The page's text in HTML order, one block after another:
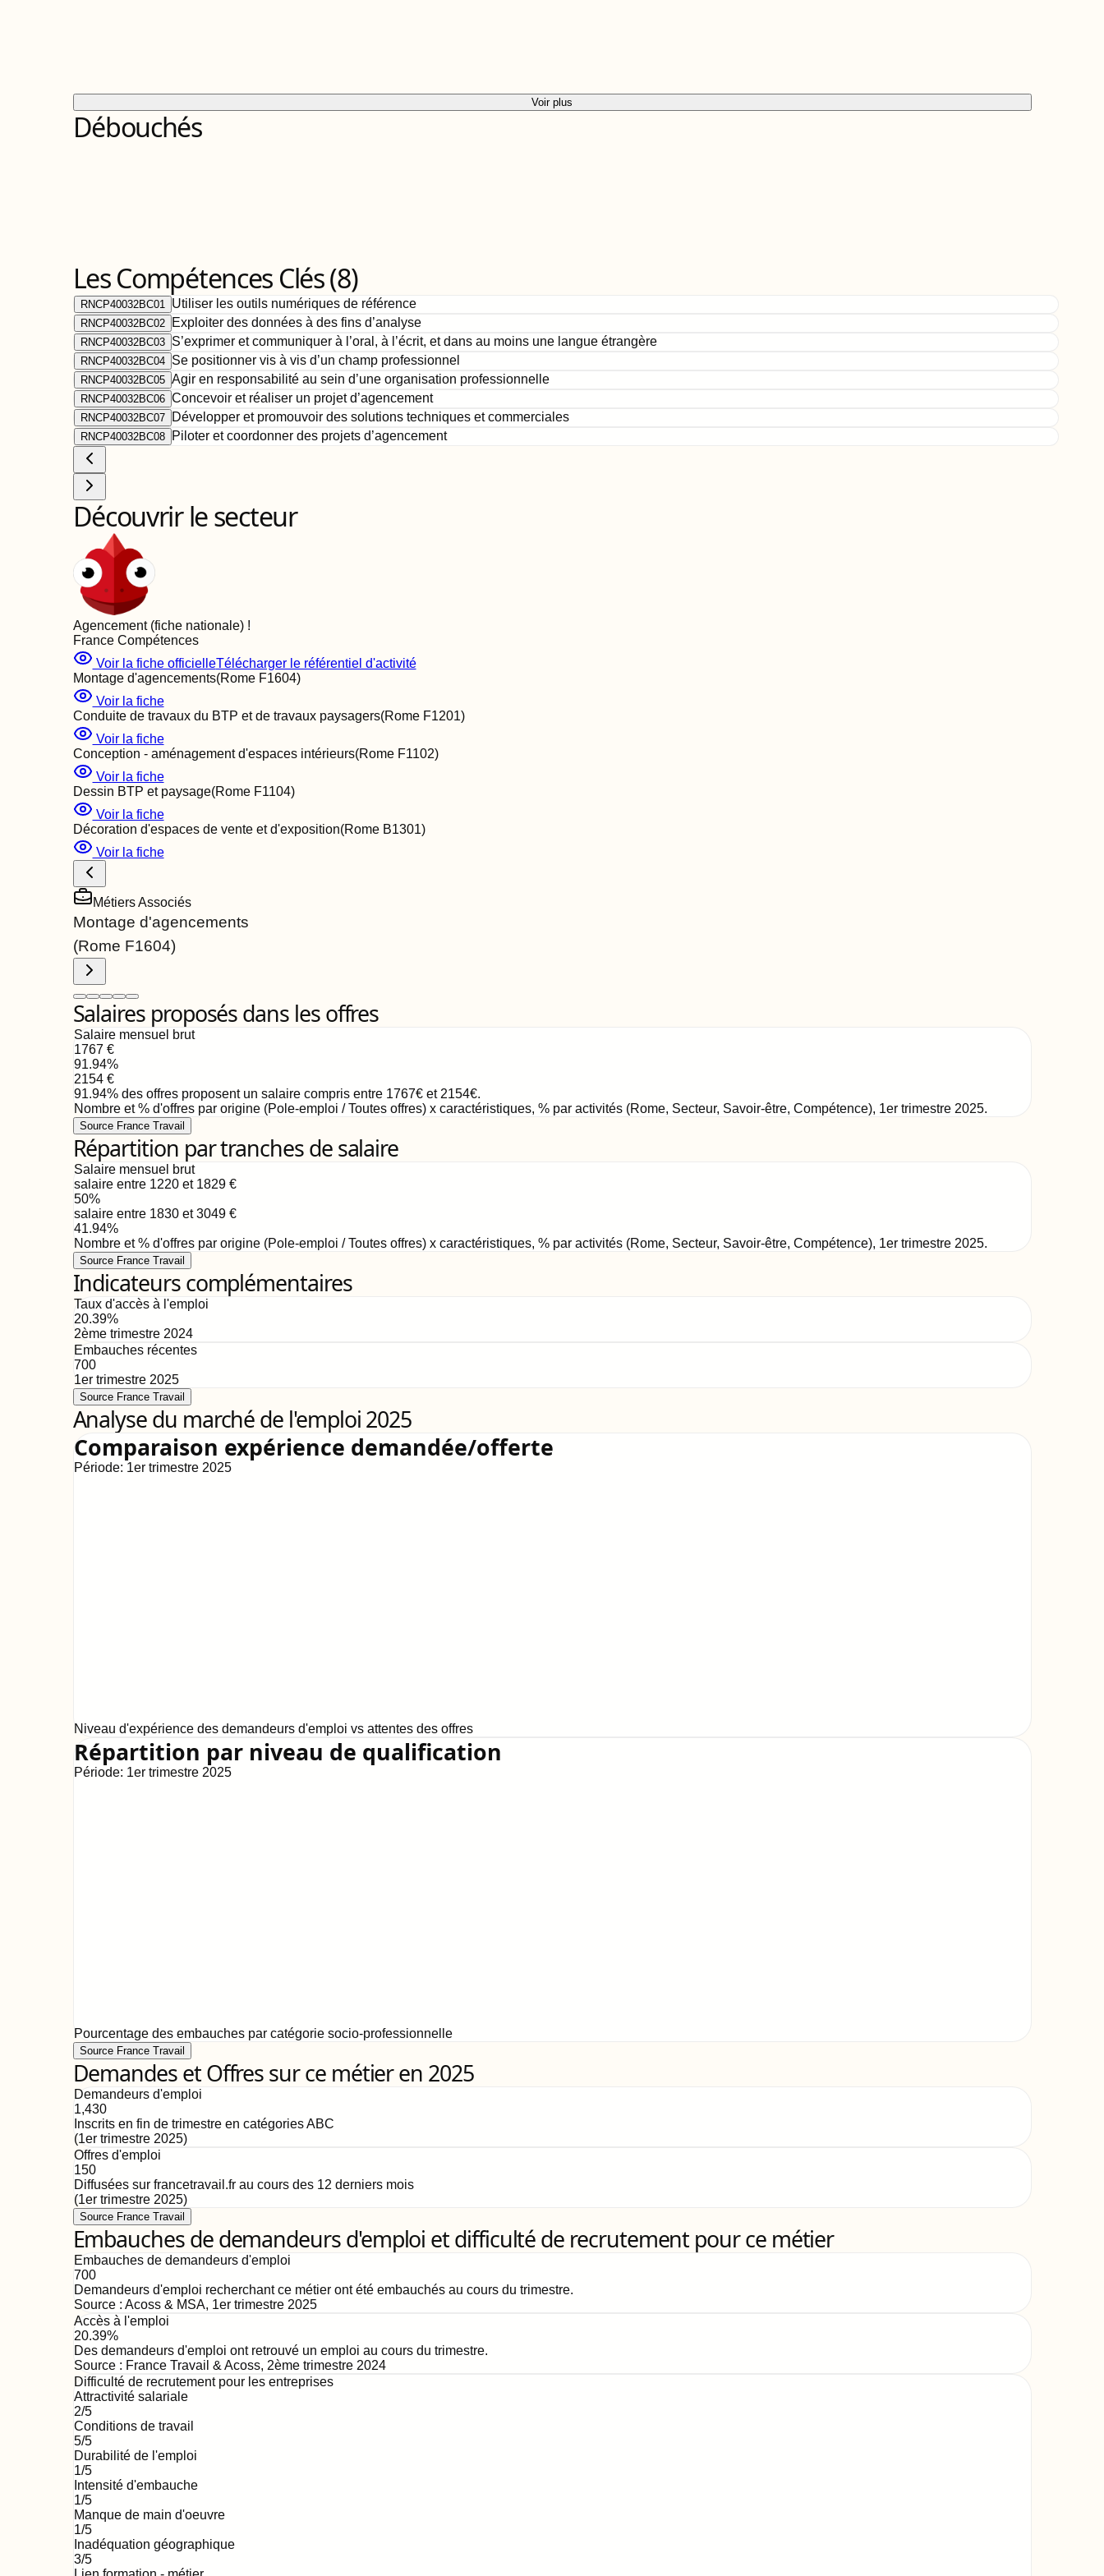
Voir plus
Débouchés
Les Compétences Clés (8)
RNCP40032BC01 Utiliser les outils numériques de référence
RNCP40032BC02 Exploiter des données à des fins d’analyse
RNCP40032BC03 S’exprimer et communiquer à l’oral, à l’écrit, et dans au moins une langue étrangère
RNCP40032BC04 Se positionner vis à vis d’un champ professionnel
RNCP40032BC05 Agir en responsabilité au sein d’une organisation professionnelle
RNCP40032BC06 Concevoir et réaliser un projet d’agencement
RNCP40032BC07 Développer et promouvoir des solutions techniques et commerciales
RNCP40032BC08 Piloter et coordonner des projets d’agencement
Découvrir le secteur
Agencement (fiche nationale)!
France Compétences
Voir la fiche officielleTélécharger le référentiel d'activité
Montage d'agencements(Rome F1604)
Voir la fiche
Conduite de travaux du BTP et de travaux paysagers(Rome F1201)
Voir la fiche
Conception - aménagement d'espaces intérieurs(Rome F1102)
Voir la fiche
Dessin BTP et paysage(Rome F1104)
Voir la fiche
Décoration d'espaces de vente et d'exposition(Rome B1301)
Voir la fiche
Métiers Associés
Montage d'agencements
(Rome F1604)
Salaires proposés dans les offres
Salaire mensuel brut
1767 €
91.94%
2154€
91.94% des offres proposent un salaire compris entre 1767€et 2154€.
Nombre et % d'offres par origine (Pole-emploi / Toutes offres) x caractéristiques, % par activités (Rome, Secteur, Savoir-être, Compétence), 1er trimestre 2025.
Source France Travail
Répartition par tranches de salaire
Salaire mensuel brut
salaire entre 1220 et 1829€
50%
salaire entre 1830 et 3049€
41.94%
Nombre et % d'offres par origine (Pole-emploi / Toutes offres) x caractéristiques, % par activités (Rome, Secteur, Savoir-être, Compétence), 1er trimestre 2025.
Source France Travail
Indicateurs complémentaires
Taux d'accès à l'emploi
20.39%
2ème trimestre 2024
Embauches récentes
700
1er trimestre 2025
Source France Travail
Analyse du marché de l'emploi 2025
Comparaison expérience demandée/offerte
Période: 1er trimestre 2025
Niveau d'expérience des demandeurs d'emploi vs attentes des offres
Répartition par niveau de qualification
Période: 1er trimestre 2025
Pourcentage des embauches par catégorie socio-professionnelle
Source France Travail
Demandes et Offres sur ce métier en 2025
Demandeurs d'emploi
1,430
Inscrits en fin de trimestre en catégories ABC
(1er trimestre 2025)
Offres d'emploi
150
Diffusées sur francetravail.fr au cours des 12 derniers mois
(1er trimestre 2025)
Source France Travail
Embauches de demandeurs d'emploi et difficulté de recrutement pour ce métier
Embauches de demandeurs d'emploi
700
Demandeurs d'emploi recherchant ce métier ont été embauchés au cours du trimestre.
Source : Acoss & MSA, 1er trimestre 2025
Accès à l'emploi
20.39%
Des demandeurs d'emploi ont retrouvé un emploi au cours du trimestre.
Source : France Travail & Acoss, 2ème trimestre 2024
Difficulté de recrutement pour les entreprises
Attractivité salariale
2/5
Conditions de travail
5/5
Durabilité de l'emploi
1/5
Intensité d'embauche
1/5
Manque de main d'oeuvre
1/5
Inadéquation géographique
3/5